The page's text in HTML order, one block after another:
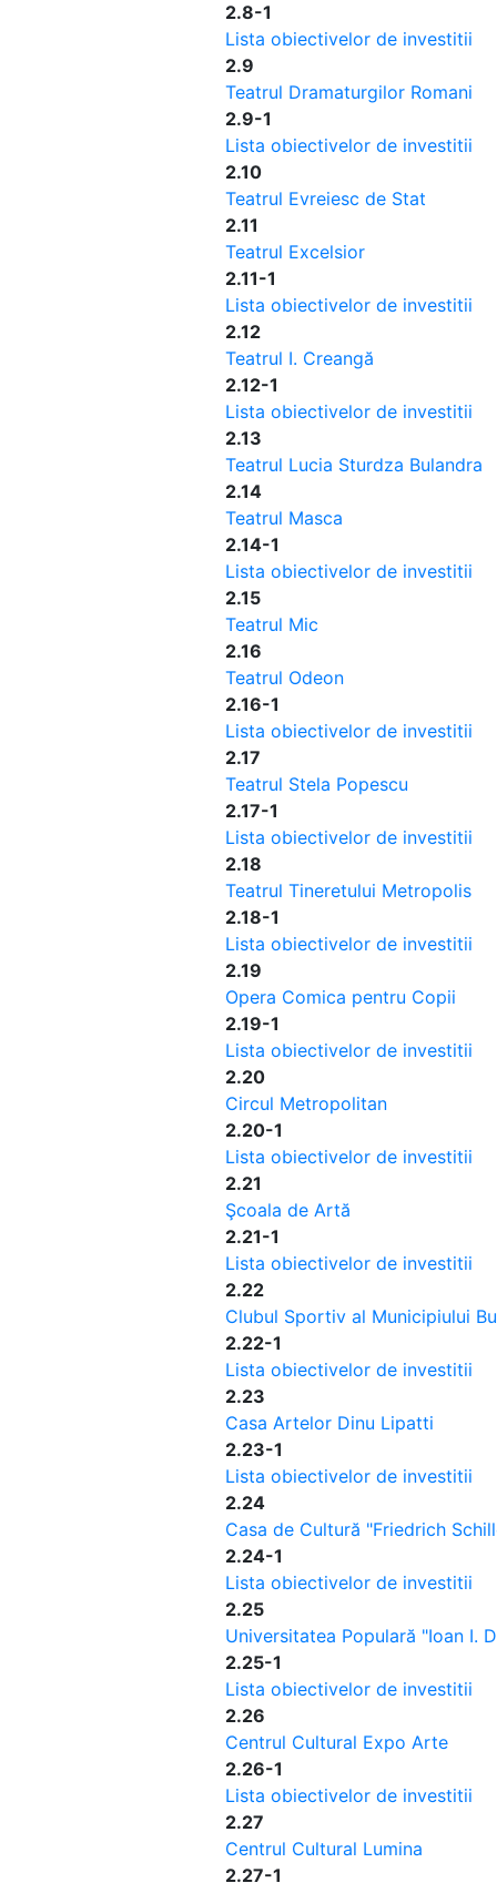
2.8-1
Lista obiectivelor de investitii
2.9
Teatrul Dramaturgilor Romani
2.9-1
Lista obiectivelor de investitii
2.10
Teatrul Evreiesc de Stat
2.11
Teatrul Excelsior
2.11-1
Lista obiectivelor de investitii
2.12
Teatrul I. Creangă
2.12-1
Lista obiectivelor de investitii
2.13
Teatrul Lucia Sturdza Bulandra
2.14
Teatrul Masca
2.14-1
Lista obiectivelor de investitii
2.15
Teatrul Mic
2.16
Teatrul Odeon
2.16-1
Lista obiectivelor de investitii
2.17
Teatrul Stela Popescu
2.17-1
Lista obiectivelor de investitii
2.18
Teatrul Tineretului Metropolis
2.18-1
Lista obiectivelor de investitii
2.19
Opera Comica pentru Copii
2.19-1
Lista obiectivelor de investitii
2.20
Circul Metropolitan
2.20-1
Lista obiectivelor de investitii
2.21
Şcoala de Artă
2.21-1
Lista obiectivelor de investitii
2.22
Clubul Sportiv al Municipiului
2.22-1
Lista obiectivelor de investitii
2.23
Casa Artelor Dinu Lipatti
2.23-1
Lista obiectivelor de investitii
2.24
Casa de Cultură "Friedrich
2.24-1
Lista obiectivelor de investitii
2.25
Universitatea Populară "Ioan I.
2.25-1
Lista obiectivelor de investitii
2.26
Centrul Cultural Expo Arte
2.26-1
Lista obiectivelor de investitii
2.27
Centrul Cultural Lumina
2.27-1